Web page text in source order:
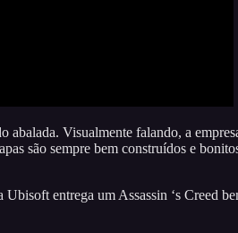
Visualmente falando, a
são sempre bem construídos e
entrega um Assassin ‘s Creed